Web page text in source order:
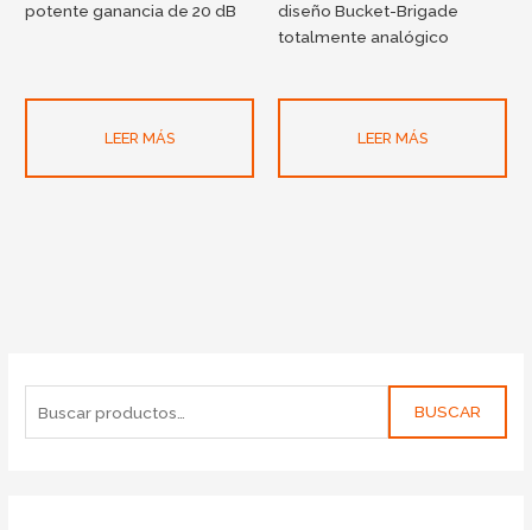
BUSCAR
potente ganancia de 20 dB
LEER MÁS
diseño Bucket-Brigade
totalmente analógico
LEER MÁS